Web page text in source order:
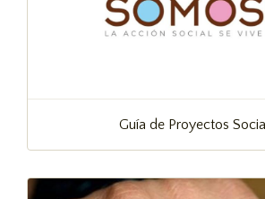
Guía de Proyectos